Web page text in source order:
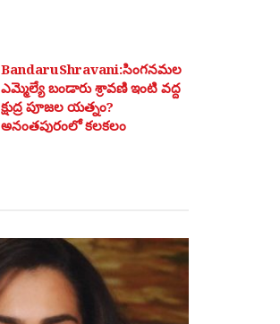
BandaruShravani:సింగనమల
ఎమ్మెల్యే బండారు శ్రావణి ఇంటి వద్ద
క్షుద్ర పూజల యత్నం?
అనంతపురంలో కలకలం